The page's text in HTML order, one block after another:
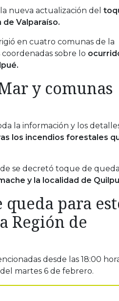
nueva actualización del
Valparaíso.
en cuatro comunas de la
sobre lo
y comunas
la información y los
los incendios forestales
se decretó toque de
y la localidad de
para
Región de
desde las 18:00
martes 6 de febrero.